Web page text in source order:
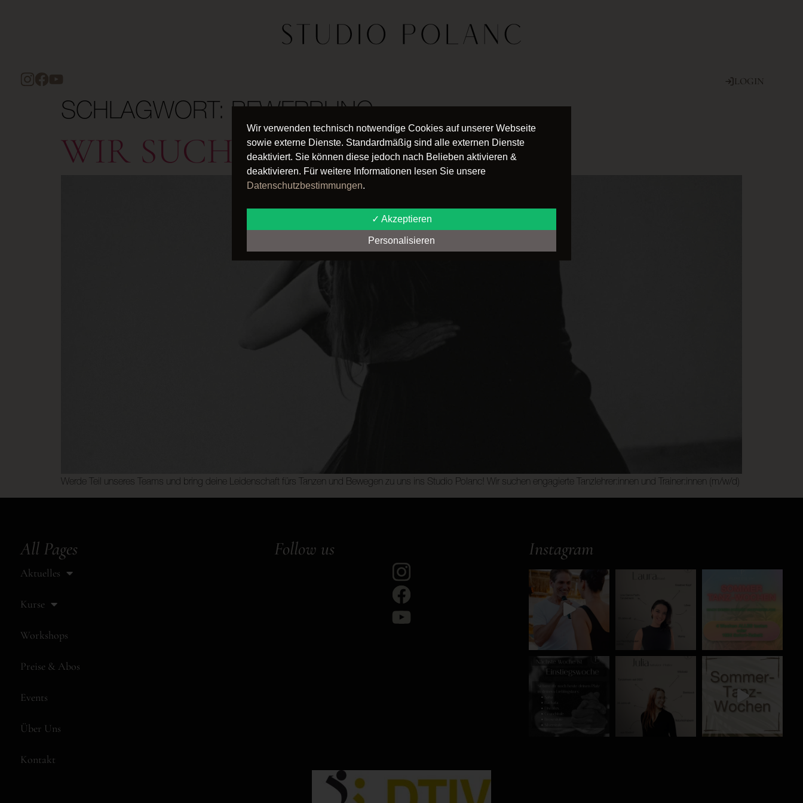
LOGIN
SCHLAGWORT: BEWERBUNG
WIR SUCHEN DICH!
Werde Teil unseres Teams und bring deine Leidenschaft fürs Tanzen und Bewegen zu uns ins Studio Polanc! Wir suchen engagierte Tanzlehrer:innen und Trainer:innen (m/w/d)
All Pages
Aktuelles
Kurse
Workshops
Preise & Abos
Events
Über Uns
Kontakt
Follow us Instagram
Wir verwenden technisch notwendige Cookies auf unserer Webseite
sowie externe Dienste. Standardmäßig sind alle externen Dienste
deaktiviert. Sie können diese jedoch nach Belieben aktivieren &
deaktivieren. Für weitere Informationen lesen Sie unsere
Datenschutzbestimmungen.
✓ Akzeptieren
Personalisieren